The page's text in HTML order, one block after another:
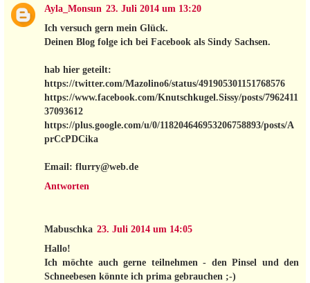
Ayla_Monsun 23. Juli 2014 um 13:20
Ich versuch gern mein Glück.
Deinen Blog folge ich bei Facebook als Sindy Sachsen.
hab hier geteilt:
https://twitter.com/Mazolino6/status/491905301151768576
https://www.facebook.com/Knutschkugel.Sissy/posts/7962411
37093612
https://plus.google.com/u/0/118204646953206758893/posts/A
prCcPDCika
Email: flurry@web.de
Antworten
Mabuschka 23. Juli 2014 um 14:05
Hallo!
Ich möchte auch gerne teilnehmen - den Pinsel und den
Schneebesen könnte ich prima gebrauchen ;-)